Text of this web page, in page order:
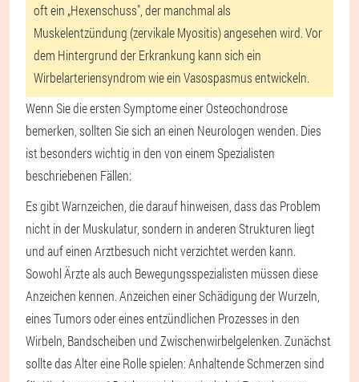
oft ein „Hexenschuss", der manchmal als
Muskelentzündung (zervikale Myositis) angesehen wird. Vor
dem Hintergrund der Erkrankung kann sich ein
Wirbelarteriensyndrom wie ein Vasospasmus entwickeln.
Wenn Sie die ersten Symptome einer Osteochondrose
bemerken, sollten Sie sich an einen Neurologen wenden. Dies
ist besonders wichtig in den von einem Spezialisten
beschriebenen Fällen:
Es gibt Warnzeichen, die darauf hinweisen, dass das Problem
nicht in der Muskulatur, sondern in anderen Strukturen liegt
und auf einen Arztbesuch nicht verzichtet werden kann.
Sowohl Ärzte als auch Bewegungsspezialisten müssen diese
Anzeichen kennen. Anzeichen einer Schädigung der Wurzeln,
eines Tumors oder eines entzündlichen Prozesses in den
Wirbeln, Bandscheiben und Zwischenwirbelgelenken. Zunächst
sollte das Alter eine Rolle spielen: Anhaltende Schmerzen sind